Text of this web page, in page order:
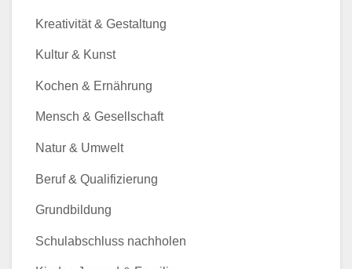
Kreativität & Gestaltung
Kultur & Kunst
Kochen & Ernährung
Mensch & Gesellschaft
Natur & Umwelt
Beruf & Qualifizierung
Grundbildung
Schulabschluss nachholen